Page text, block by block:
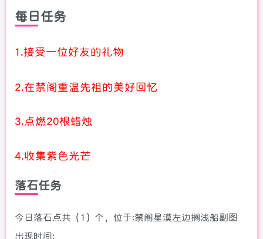
每日任务
1.接受一位好友的礼物
2.在禁阁重温先祖的美好回忆
3.点燃20根蜡烛
4.收集紫色光芒
落石任务
今日落石点共（1）个，位于:禁阁星漠左边搁浅船副图
出现时间: